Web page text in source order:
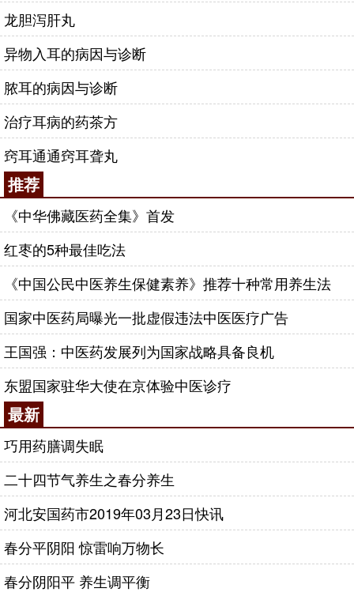
龙胆泻肝丸
异物入耳的病因与诊断
脓耳的病因与诊断
治疗耳病的药茶方
窍耳通通窍耳聋丸
推荐
《中华佛藏医药全集》首发
红枣的5种最佳吃法
《中国公民中医养生保健素养》推荐十种常用养生法
国家中医药局曝光一批虚假违法中医医疗广告
王国强：中医药发展列为国家战略具备良机
东盟国家驻华大使在京体验中医诊疗
最新
巧用药膳调失眠
二十四节气养生之春分养生
河北安国药市2019年03月23日快讯
春分平阴阳 惊雷响万物长
春分阴阳平 养生调平衡